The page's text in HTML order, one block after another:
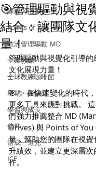
課程與活動
Points of You
歐洲管理驅動 MD
企業教練
全球教練咖啡館
星期一聚樂部
學習與成長
信仰
活成一道光
ICF
🎯管理驅動與視
結合：讓團隊文
量！
管理驅動與視覺化引導
文化展現力量！
🎯 ✨ 在快速變化的時代
更多工具來應對挑戰。
們強力推薦整合 MD
Drives) 與 Points of You
量，幫助您的團隊在視
升績效，並建立更深層
作。